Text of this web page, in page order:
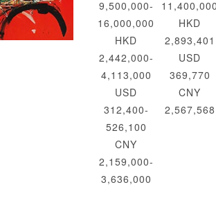
9,500,000-
16,000,000
HKD
2,442,000-
4,113,000
USD
312,400-
526,100
CNY
2,159,000-
3,636,000
HKD
2,893,401
USD
369,770
CNY
2,567,568